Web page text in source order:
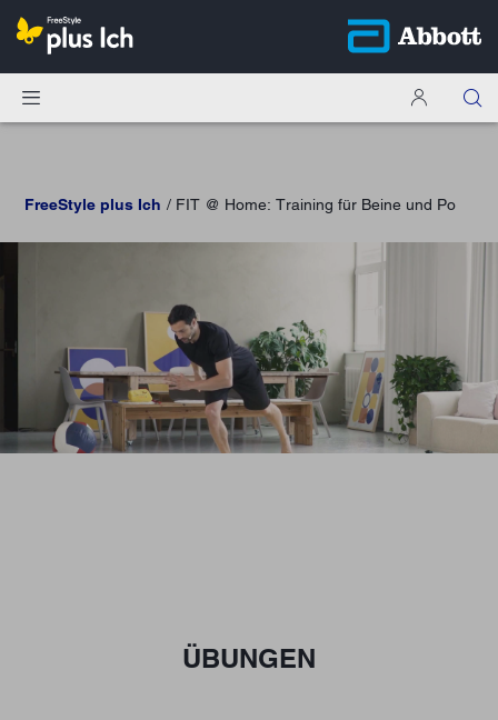
FreeStyle plus Ich FIT @ Home: Training für Beine und Po
ÜBUNGEN